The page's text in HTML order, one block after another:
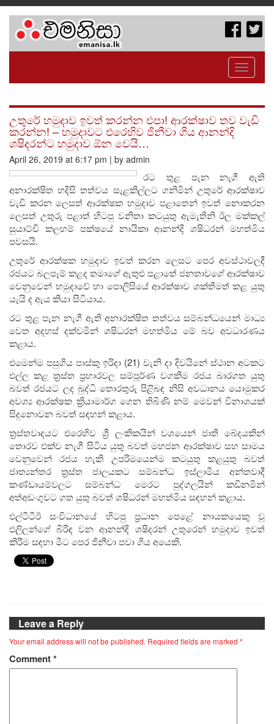
Toggle
උතුරේ හමුදාව ඉවත් කරන්න එපා! ආරක්ෂාව තව වැඩි
කරන්න! – හමුදාවට එරෙහිව ජිනීවා ගිය ආනන්දි
ශෂිදරන්ට හමුදාව ඕන වෙයි…
April 26, 2019 at 6:17 pm | by admin
රට තුළ පැන නැගී ඇති
අනාරක්ෂිත හදිසි තත්වය සැළකිල්ලට ගනිමින් උතුරේ ආරක්ෂාව
වැඩි කරන ලෙසත් ආරක්ෂක හමුදාව පළාතෙන් ඉවත් නොකරන
ලෙසත් උතුරු පළාත් හිටපු වනිතා කටයුතු ඇමැතිනි ඊල මක්කල්
සුයාට්චි කලහම් පක්ෂයේ නායිකා ආනන්දි ශෂිධරන් මහත්මිය
පවසයි.
උතුරේ ආරක්ෂක හමුදාව ඉවත් කරන ලෙසට පෙර අවස්ථාවලදී
රජයට බලපෑම් කළද තමාගේ ඇතුළු පළාතේ ජනතාවගේ ආරක්ෂාව
වෙනුවෙන් හමුදාවේ හා පොලිසියේ ආරක්ෂාව ශක්තිමත් කළ යුතු
යැයි ද ඇය කියා සිටියාය.
රට තුළ පැන නැගී ඇති අනාරක්ෂිත තත්වය සම්බන්ධයෙන් මාධ්‍ය
වෙත අදහස් දක්වමින් ශෂිධරන් මහත්මිය මේ බව අවධාරණය
කළාය.
එමෙන්ම පසුගිය පාස්කු ඉරිදා (21) වැනි දා දිවයිනේ ස්ථාන අටකට
එල්ල කළ ත්‍රස්ත ප්‍රහාරවල සම්පූර්ණ වගකීම රජය බාරගත යුතු
බවත් රජයට ලද බුද්ධි තොරතුරු පිළිබඳ නිසි අවධානය යොමුකර
අවශ්‍ය ආරක්ෂක ක්‍රියාමාර්ග ගෙන තිබිණි නම් මෙවන් විනාශයක්
සිදුනොවන බවත් සඳහන් කළාය.
ත්‍රස්තවාදයට එරෙහිව ශ්‍රී ලංකිකයින් වශයෙන් ජාති බේදයකින්
තොරව එක්ව නැගී සිටිය යුතු බවත් මහජන ආරක්ෂාව සහ සාමය
වෙනුවෙන් රජය හැකි උපරිමයෙන්ම කටයුතු කළයුතු බවත්
ජාත්‍යන්තර ත්‍රස්ත ජාලයකට සම්බන්ධ ඉස්ලාමීය අන්තවාදී
කණ්ඩායම්වලට සම්බන්ධ මෙරට පුද්ගලයින් කඩිනමින්
අත්අඩංගුවට ගත යුතු බවත් ශෂිධරන් මහත්මිය සඳහන් කළාය.
එල්ටීටීඊ සංවිධානයේ හිටපු ප්‍රධාන පෙළේ නායකයෙකු වූ
එලිලන්ගේ බිරිඳ වන ආනන්දි ශෂිදරන් උතුරෙන් හමුදාව ඉවත්
කිරීම සඳහා මීට පෙර ජිනීවා පවා ගිය අයෙකි.
Leave a Reply
Your email address will not be published. Required fields are marked *
Comment*